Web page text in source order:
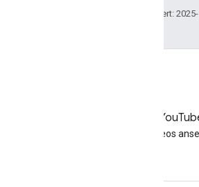
Zuletzt aktualisiert: 2025-
Videos